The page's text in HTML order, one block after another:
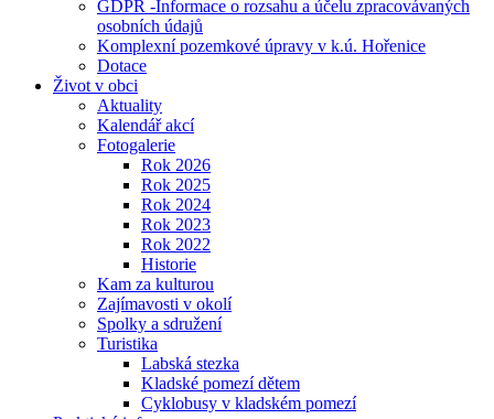
GDPR -Informace o rozsahu a účelu zpracovávaných
osobních údajů
Komplexní pozemkové úpravy v k.ú. Hořenice
Dotace
Život v obci
Aktuality
Kalendář akcí
Fotogalerie
Rok 2026
Rok 2025
Rok 2024
Rok 2023
Rok 2022
Historie
Kam za kulturou
Zajímavosti v okolí
Spolky a sdružení
Turistika
Labská stezka
Kladské pomezí dětem
Cyklobusy v kladském pomezí